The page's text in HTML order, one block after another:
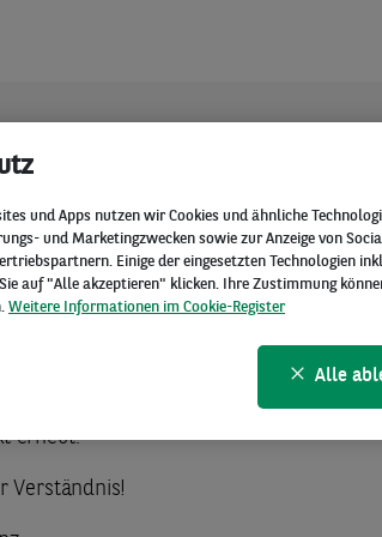
Ihrer Anfrage ist ein
Problem aufgetreten.
neue Anfrage. Falls das Problem
einen anderen Browser oder
erneut.
Verständnis!
und Apps nutzen wir Cookies und ähnliche
und Marketingzwecken sowie zur Anzeige von
Einige der eingesetzten Technologien
auf "Alle akzeptieren" klicken. Ihre Zustimmung
Weitere Informationen im Cookie-Register
Alle